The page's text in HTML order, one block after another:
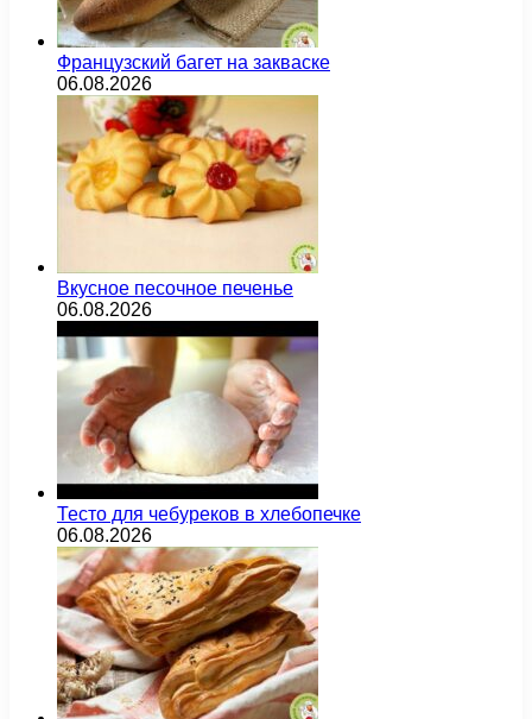
Французский багет на закваске
06.08.2026
Вкусное песочное печенье
06.08.2026
Тесто для чебуреков в хлебопечке
06.08.2026